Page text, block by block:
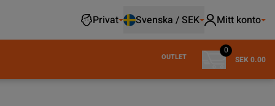
Privat Svenska / SEK Mitt konto
OUTLET
0
SEK 0.00